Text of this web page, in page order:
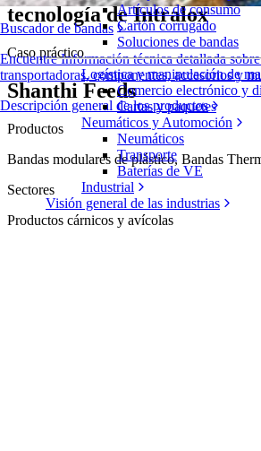
Buscador de bandas
Encuentre Información técnica detallada
transportadoras, componentes, accesorios y
Descripción general de los productos
Artículos de consumo
Cartón corrugado
Soluciones de bandas
Logística y manipulación de
Comercio electrónico y
Cartas y paquetes
Neumáticos y Automoción
Neumáticos
Transporte
Baterías de VE
Industrial
Visión general de las industrias
tecnología de Intralox
Caso práctico
Shanthi Feeds
Productos
Bandas modulares de plástico, Bandas
Sectores
Productos cárnicos y avícolas